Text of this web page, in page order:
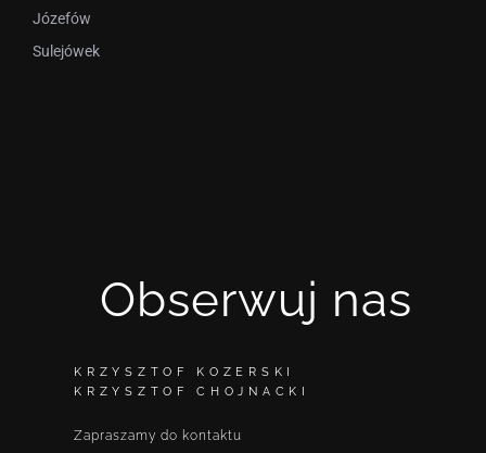
Józefów
Sulejówek
Obserwuj nas
KRZYSZTOF KOZERSKI
KRZYSZTOF CHOJNACKI
Zapraszamy do kontaktu